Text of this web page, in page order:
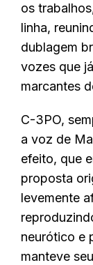
os
linha,
dublagem
vozes que
marcantes
C-3PO,
a voz de
efeito, que
proposta
levemente
neurótico e
manteve